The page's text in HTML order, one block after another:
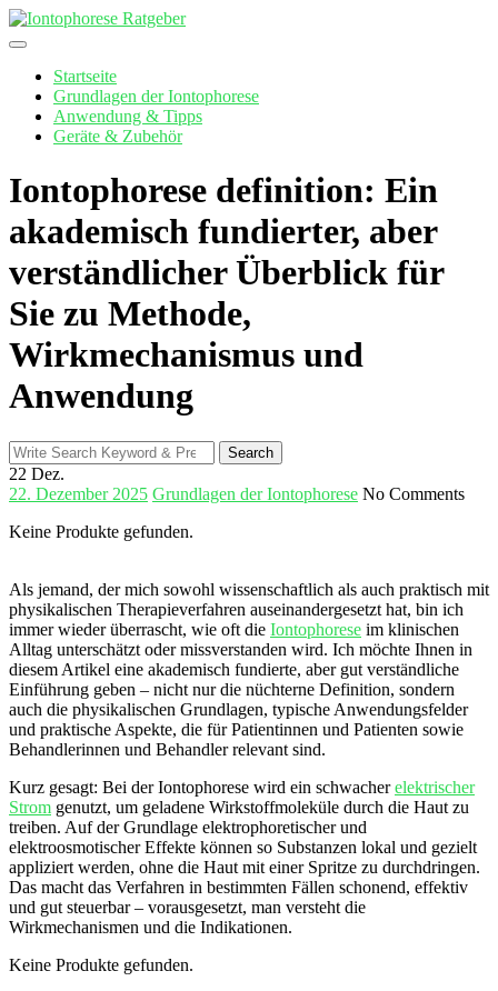
Skip
to
Startseite
Grundlagen der Iontophorese
Anwendung & Tipps
Geräte & Zubehör
Iontophorese definition: Ein
akademisch fundierter, aber
verständlicher Überblick für
Sie zu Methode,
Wirkmechanismus und
Anwendung
Search
for:
Search
22 Dez.
22. Dezember 2025 Grundlagen der Iontophorese No Comments
Keine Produkte gefunden.
Als jemand, der mich ​sowohl wissenschaftlich als auch praktisch mit
physikalischen Therapieverfahren auseinandergesetzt ⁣hat, bin ich
immer‍ wieder überrascht, wie ‍oft die Iontophorese im klinischen
Alltag unterschätzt oder missverstanden wird. Ich möchte Ihnen in⁢
diesem Artikel eine akademisch fundierte, aber gut verständliche
Einführung geben – nicht ‍nur die⁤ nüchterne Definition, sondern
auch ⁣die physikalischen Grundlagen, typische Anwendungsfelder
und praktische Aspekte, die für⁤ Patientinnen und ⁣Patienten sowie
Behandlerinnen und Behandler relevant ⁢sind.
Kurz gesagt: Bei der ⁤Iontophorese wird ein schwacherelektrischer
Strom genutzt, um geladene Wirkstoffmoleküle durch die Haut zu
treiben. Auf der Grundlage elektrophoretischer und
elektroosmotischer Effekte können so Substanzen lokal und gezielt
appliziert werden, ohne die Haut mit einer Spritze zu durchdringen.
Das ⁢macht das ​Verfahren in bestimmten Fällen schonend, effektiv
und gut‍ steuerbar – vorausgesetzt, ⁣man versteht die
Wirkmechanismen und ⁣die Indikationen.
Keine Produkte gefunden.